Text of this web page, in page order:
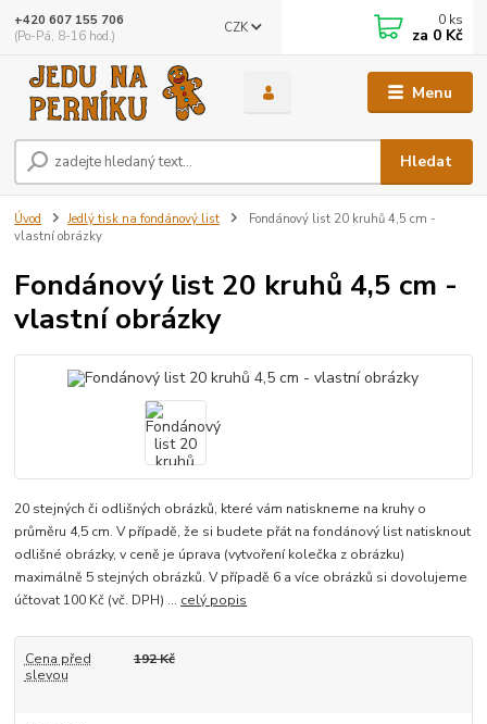
Menu
CZK
Hledat
+420 607 155 706
(Po-Pá, 8-16 hod.)
0 ks
za 0 Kč
Úvod Jedlý tisk na fondánový list
Fondánový list 20 kruhů 4,5 cm -
vlastní obrázky
Fondánový list 20 kruhů 4,5 cm -
vlastní obrázky
20 stejných či odlišných obrázků, které vám natiskneme na kruhy o
průměru 4,5 cm. V případě, že si budete přát na fondánový list natisknout
odlišné obrázky, v ceně je úprava (vytvoření kolečka z obrázku)
maximálně 5 stejných obrázků. V případě 6 a více obrázků si dovolujeme
účtovat 100 Kč (vč. DPH) ... celý popis
Cena před
slevou
192 Kč